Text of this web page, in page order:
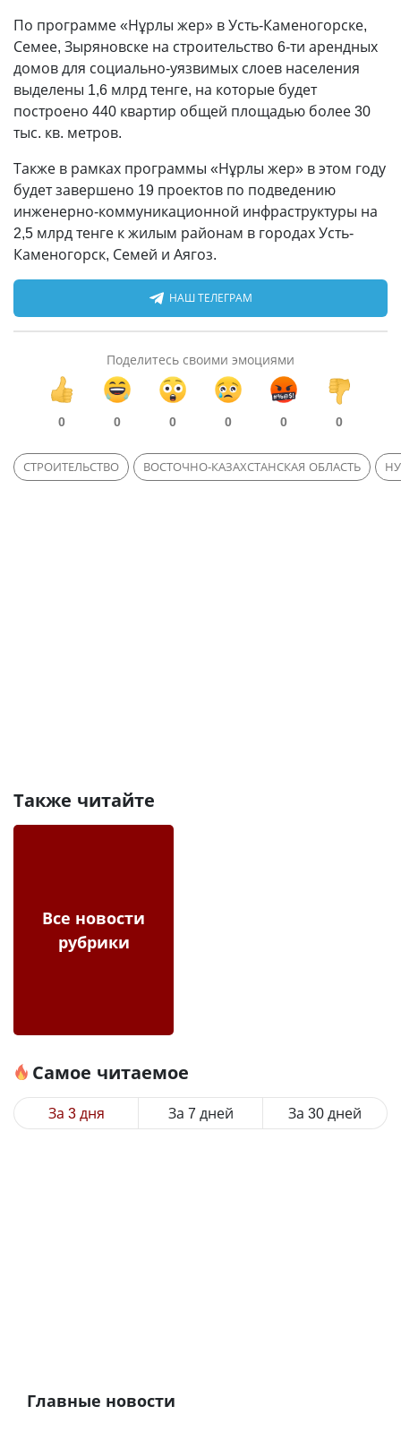
По программе «Нұрлы жер» в Усть-Каменогорске,
Семее, Зыряновске на строительство 6-ти арендных
домов для социально-уязвимых слоев населения
выделены 1,6 млрд тенге, на которые будет
построено 440 квартир общей площадью более 30
тыс. кв. метров.
Также в рамках программы «Нұрлы жер» в этом году
будет завершено 19 проектов по подведению
инженерно-коммуникационной инфраструктуры на
2,5 млрд тенге к жилым районам в городах Усть-
Каменогорск, Семей и Аягоз.
НАШ ТЕЛЕГРАМ
Поделитесь своими эмоциями
0 0 0 0 0 0
СТРОИТЕЛЬСТВО ВОСТОЧНО-КАЗАХСТАНСКАЯ ОБЛАСТЬ
Также читайте
Все новости
рубрики
Самое читаемое
За 3 дня За 7 дней За 30 дней
Главные новости